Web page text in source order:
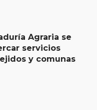
Agraria se
servicios
y comunas